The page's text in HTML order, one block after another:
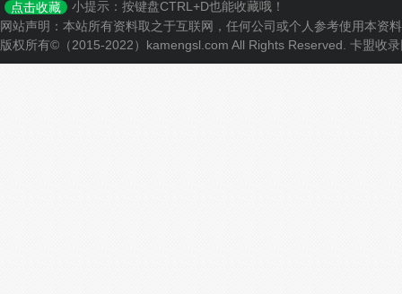
点击收藏
小提示：按键盘CTRL+D也能收藏哦！
网站声明：本站所有资料取之于互联网，任何公司或个人参考使用本
版权所有©（2015-2022）kamengsl.com All Rights Reserved. 卡盟收